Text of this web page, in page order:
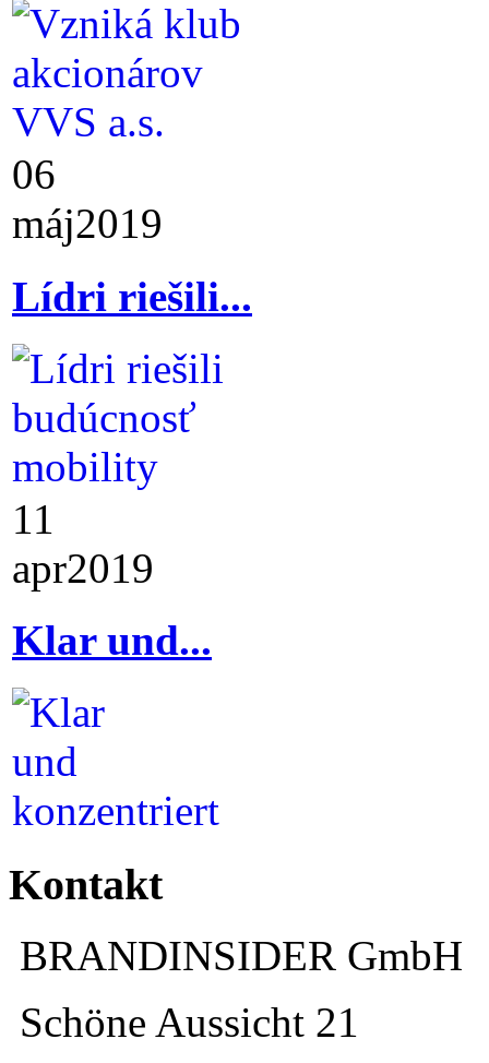
06
máj2019
Lídri riešili...
11
apr2019
Klar und...
Kontakt
BRANDINSIDER GmbH
Schöne Aussicht 21